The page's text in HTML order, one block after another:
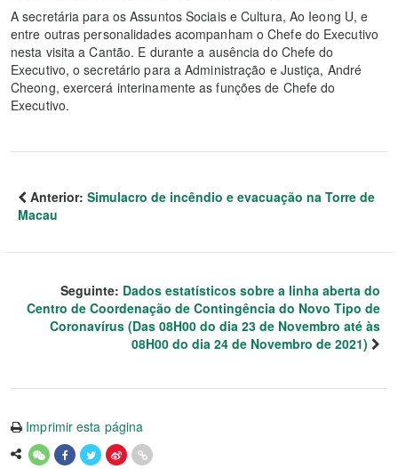
A secretária para os Assuntos Sociais e Cultura, Ao Ieong U, e
entre outras personalidades acompanham o Chefe do Executivo
nesta visita a Cantão. E durante a ausência do Chefe do
Executivo, o secretário para a Administração e Justiça, André
Cheong, exercerá interinamente as funções de Chefe do
Executivo.
Anterior: Simulacro de incêndio e evacuação na Torre de
Macau
Seguinte: Dados estatísticos sobre a linha aberta do
Centro de Coordenação de Contingência do Novo Tipo de
Coronavírus (Das 08H00 do dia 23 de Novembro até às
08H00 do dia 24 de Novembro de 2021)
Imprimir esta página